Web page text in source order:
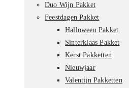
Duo Wijn Pakket
Feestdagen Pakket
Halloween Pakket
Sinterklaas Pakket
Kerst Pakketten
Nieuwjaar
Valentijn Pakketten